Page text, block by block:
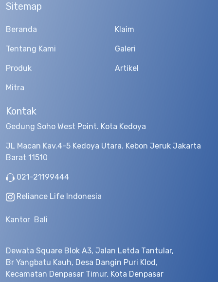
Sitemap
Beranda Klaim
Tentang Kami Galeri
Produk Artikel
Mitra
Kontak
Gedung Soho West Point. Kota Kedoya
JL Macan Kav.4-5 Kedoya Utara. Kebon Jeruk Jakarta
Barat 11510
021-21199444
Reliance Life Indonesia
Kantor Bali
Dewata Square Blok A3, Jalan Letda Tantular,
Br Yangbatu Kauh, Desa Dangin Puri Klod,
Kecamatan Denpasar Timur, Kota Denpasar